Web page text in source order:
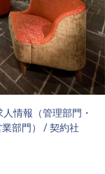
人情報（管理部門・
部門） /契約社